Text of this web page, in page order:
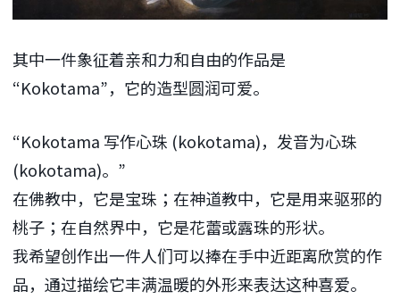
其中一件象征着亲和力和自由的作品是
“Kokotama”，它的造型圆润可爱。
“Kokotama 写作心珠 (kokotama)，发音为心珠
(kokotama)。”
在佛教中，它是宝珠；在神道教中，它是用来驱邪的
桃子；在自然界中，它是花蕾或露珠的形状。
我希望创作出一件人们可以捧在手中近距离欣赏的作
品，通过描绘它丰满温暖的外形来表达这种喜爱。